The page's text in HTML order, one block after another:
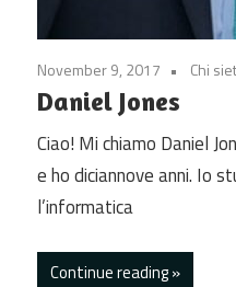
November 9, 2017 Chi
Daniel Jones
Ciao! Mi chiamo Daniel
e ho diciannove anni. Io
l’informatica
Continue reading